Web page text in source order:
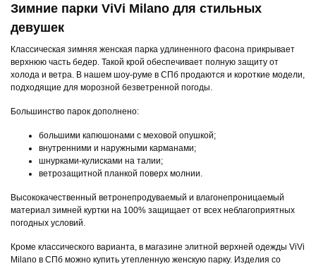
Зимние парки ViVi Milano для стильных
девушек
Классическая зимняя женская парка удлиненного фасона прикрывает
верхнюю часть бедер. Такой крой обеспечивает полную защиту от
холода и ветра. В нашем шоу-руме в СПб продаются и короткие модели,
подходящие для морозной безветренной погоды.
Большинство парок дополнено:
большими капюшонами с меховой опушкой;
внутренними и наружными карманами;
шнурками-кулисками на талии;
ветрозащитной планкой поверх молнии.
Высококачественный ветронепродуваемый и влагонепроницаемый
материал зимней куртки на 100% защищает от всех неблагоприятных
погодных условий.
Кроме классического варианта, в магазине элитной верхней одежды ViVi
Milano в СПб можно купить утепленную женскую парку. Изделия со